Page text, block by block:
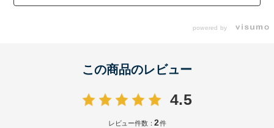
powered by
この商品のレビュー
4.5
レビュー件数：2件